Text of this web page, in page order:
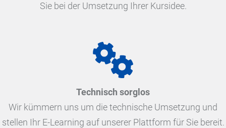
Sie bei der Umsetzung Ihrer Kursidee.
Technisch sorglos
Wir kümmern uns um die technische Umsetzung und
stellen Ihr E-Learning auf unserer Plattform für Sie bereit.